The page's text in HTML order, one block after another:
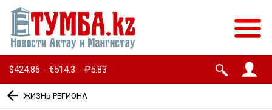
$424.86 · €514.3 · ₽5.83
ЖИЗНЬ РЕГИОНА